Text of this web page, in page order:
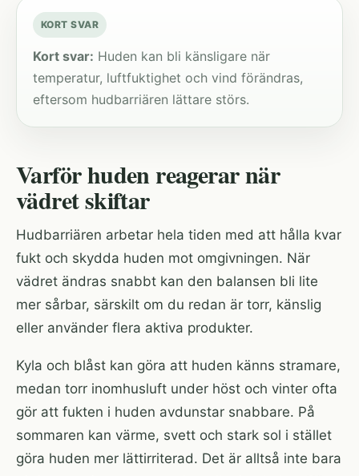
KORT SVAR
Kort svar: Huden kan bli känsligare när
temperatur, luftfuktighet och vind förändras,
eftersom hudbarriären lättare störs.
Varför huden reagerar när
vädret skiftar
Hudbarriären arbetar hela tiden med att hålla kvar
fukt och skydda huden mot omgivningen. När
vädret ändras snabbt kan den balansen bli lite
mer sårbar, särskilt om du redan är torr, känslig
eller använder flera aktiva produkter.
Kyla och blåst kan göra att huden känns stramare,
medan torr inomhusluft under höst och vinter ofta
gör att fukten i huden avdunstar snabbare. På
sommaren kan värme, svett och stark sol i stället
göra huden mer lättirriterad. Det är alltså inte bara